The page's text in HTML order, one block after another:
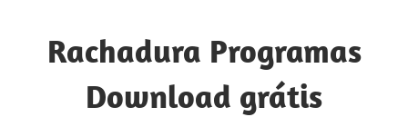
content
Rachadura Programas
Download grátis